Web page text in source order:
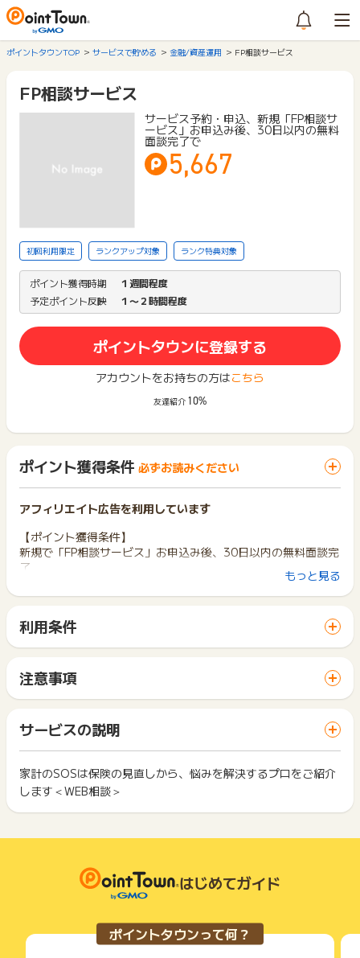
ポイントタウンTOP サービスで貯める 金融/資産運用 FP相談サービス
FP相談サービス
サービス予約・申込、新規「FP相談サ
ービス」お申込み後、30日以内の無料
面談完了で
5,667
初回利用限定 ランクアップ対象 ランク特典対象
ポイント獲得時期
１週間程度
予定ポイント反映
１〜２時間程度
ポイントタウンに登録する
アカウントをお持ちの方はこちら
友達紹介 10%
ポイント獲得条件 必ずお読みください
アフィリエイト広告を利用しています
【ポイント獲得条件】
新規で「FP相談サービス」お申込み後、30日以内の無料面談完
了
※はじめて「株式会社ブリッジ」のサービスをご利用になる方
※WEB申込み後30日以内に面談完了が必須です。
なります
※オンライン面談の場合、顔出し必須です
【ポイント獲得対象外条件】
※株式会社ブリッジのサービスをご利用されたことがある方
※オンライン面談にて顔出しで参加頂けなかった方
※本キャンペーンページ以外からのお申込み
※パソコン・タブレット端末以外での面談
※サービスの利用規約に準じない場合
※面談の前後に関わらず、ご連絡がつかなくなってしまった場合
※WEB申込み後30日以内に面談完了されなかった場合
※同一世帯から複数お申込頂いた場合
※同一IPから複数お申込を頂いた場合
※スポンサーに正常な申込でないと判断された場合
望、既契約保険条件などによってプランナーが見つからない場
合がございます。）
※未成年・学生・独身男性・無職（主婦は除く）の方
※病歴や加入状況・ご要望から見直しが難しいと判断された方
※家計相談・見直しが目的でなかったと広告主が判断した場合
※情報収集やパンフレットの受け渡しのみなど
もっと見る
利用条件
サイトに移動してからお申し込みやお買い物が完了するまでの
間に、同じブラウザ（※）で他のサイトに移動した場合はポイン
ト獲得ができません。
「 申込をしてポイントGET 」ボタンを押した時とサービス・
お買い物利用時で、デバイス・ブラウザが異なる場合はポイン
ト獲得ができません。
2回以上同じお買い物・サービスをご利用される場合は、毎回
ポイントタウンに戻り、「 申込をしてポイントGET 」ボタン
下記の事項に該当する場合、広告主側で対象外とみなし、「獲
・同一端末や同一世帯で、繰り返し利用不可のサービス・お買
い物を複数回ご利用された場合
・他のポイントサイトや比較サイト、検索サイトなどを経由し
ご利用前には、Cookieの削除をおこなっていただくことを推奨
します。
注意事項
談の前に
お申込み内容について確認と、今後（WEB面談前後）の流れに
ついてお電話にて説明させていただいた上でWEB面談の日時設
定をさせていただきます。
ご連絡が取れない場合は、獲得対象外となりますのでご注意く
ださい
ります。
は切り捨てとなります。
ポイント獲得が1ポイント未満のものは切り捨てとなり、ポイ
ント履歴には記載されません。
原則として広告主側のポイント等を利用して支払われた金額分
につきましては、ポイントタウンのポイント獲得の対象には含
サービスの説明
家計のSOSは保険の見直しから、悩みを解決するプロをご紹介
します＜WEB相談＞
はじめてガイド
ポイントタウンって何？